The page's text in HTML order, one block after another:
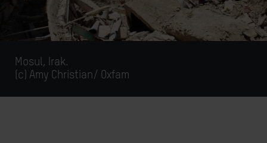
Mosul, Irak.
(c) Amy Christian/ Oxfam